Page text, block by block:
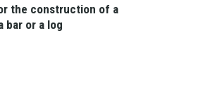
the construction of a
bar or a log